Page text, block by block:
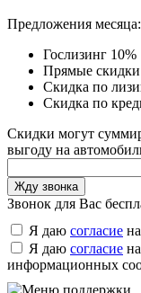
Предложения месяца:
Гослизинг 10%
Прямые скидки
Скидка по
Скидка по
Скидки могут
выгоду на
Звонок для Вас
Я даю согласие
Я даю согласие
информационных